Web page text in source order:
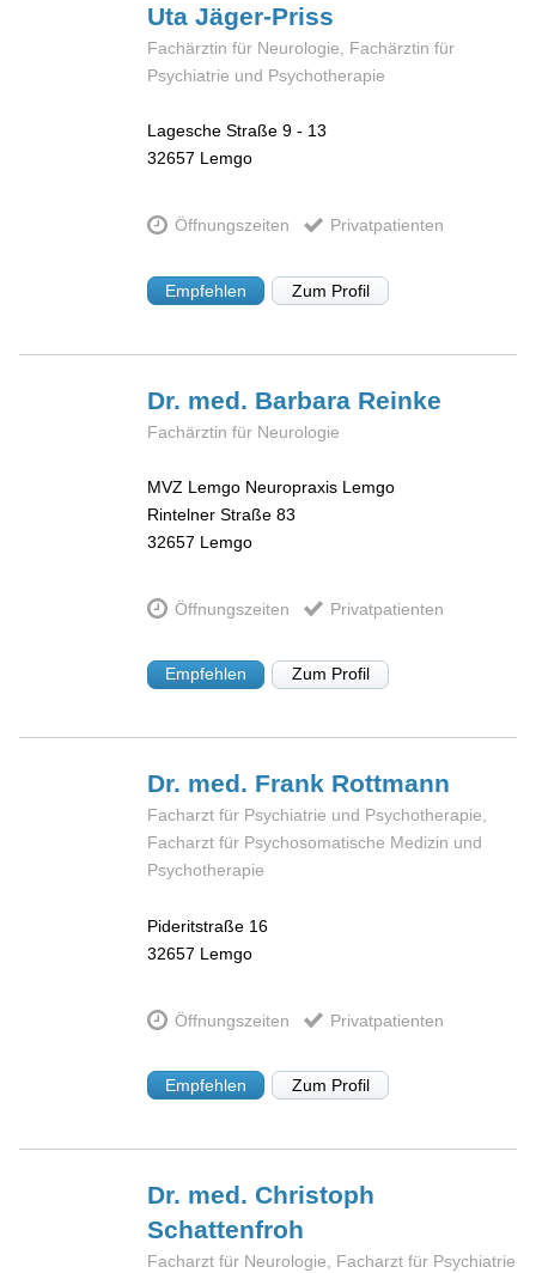
UtaJäger-Priss
Fachärztin für Neurologie, Fachärztin für
Psychiatrie und Psychotherapie
Lagesche Straße 9 - 13
32657 Lemgo
Öffnungszeiten Privatpatienten
Empfehlen Zum Profil
Dr. med. Barbara Reinke
Fachärztin für Neurologie
MVZ Lemgo Neuropraxis Lemgo
Rintelner Straße 83
32657 Lemgo
Öffnungszeiten Privatpatienten
Empfehlen Zum Profil
Dr. med. Frank Rottmann
Facharzt für Psychiatrie und Psychotherapie,
Facharzt für Psychosomatische Medizin und
Psychotherapie
Pideritstraße 16
32657 Lemgo
Öffnungszeiten Privatpatienten
Empfehlen Zum Profil
Dr. med. Christoph
Schattenfroh
Facharzt für Neurologie, Facharzt für Psychiatrie